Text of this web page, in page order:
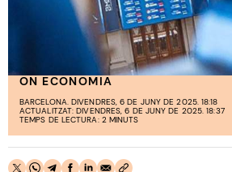
ON ECONOMIA
BARCELONA. DIVENDRES, 6 DE JUNY DE 2025. 18:18
ACTUALITZAT: DIVENDRES, 6 DE JUNY DE 2025. 18:37
TEMPS DE LECTURA: 2 MINUTS